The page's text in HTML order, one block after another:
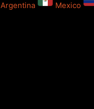
Argentina Mexico